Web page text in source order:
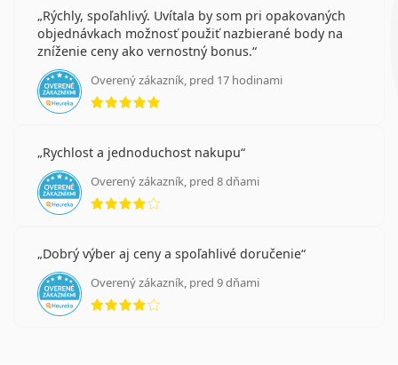
Rýchly, spoľahlivý. Uvítala by som pri opakovaných
objednávkach možnosť použiť nazbierané body na
zníženie ceny ako vernostný bonus.
Overený zákazník, pred 17 hodinami
hodnotenie 5 z 5
Rychlost a jednoduchost nakupu
Overený zákazník, pred 8 dňami
hodnotenie 4 z 5
Dobrý výber aj ceny a spoľahlivé doručenie
Overený zákazník, pred 9 dňami
hodnotenie 4 z 5